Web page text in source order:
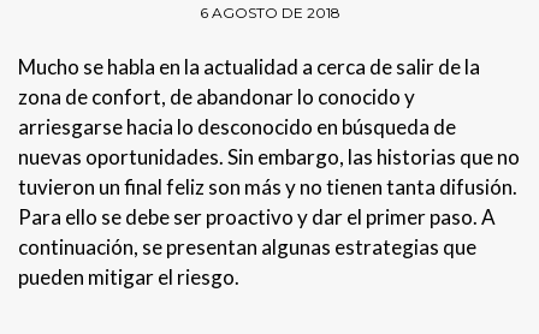
6 AGOSTO DE 2018
Mucho se habla en la actualidad a cerca de salir de la
zona de confort, de abandonar lo conocido y
arriesgarse hacia lo desconocido en búsqueda de
nuevas oportunidades. Sin embargo, las historias que no
tuvieron un final feliz son más y no tienen tanta difusión.
Para ello se debe ser proactivo y dar el primer paso. A
continuación, se presentan algunas estrategias que
pueden mitigar el riesgo.